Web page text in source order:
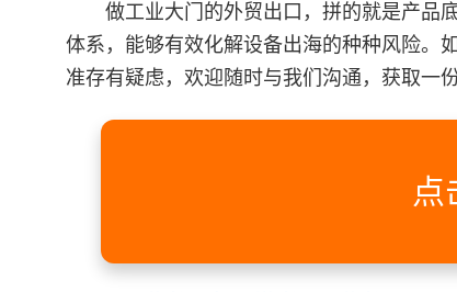
做工业大门的外贸出口，拼的就是产品底
体系，能够有效化解设备出海的种种风险。
准存有疑虑，欢迎随时与我们沟通，获取一
点